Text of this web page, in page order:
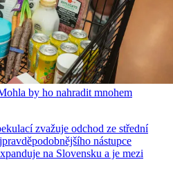
by ho nahradit mnohem
zvažuje odchod ze střední
nástupce
na Slovensku a je mezi